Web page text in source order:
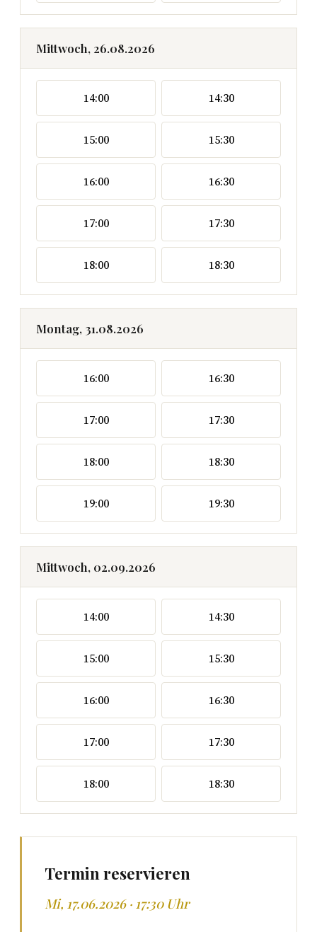
Mittwoch, 26.08.2026
14:00 14:30
15:00 15:30
16:00 16:30
17:00 17:30
18:00 18:30
Montag, 31.08.2026
16:00 16:30
17:00 17:30
18:00 18:30
19:00 19:30
Mittwoch, 02.09.2026
14:00 14:30
15:00 15:30
16:00 16:30
17:00 17:30
18:00 18:30
Termin reservieren
Mi, 17.06.2026 · 17:30 Uhr